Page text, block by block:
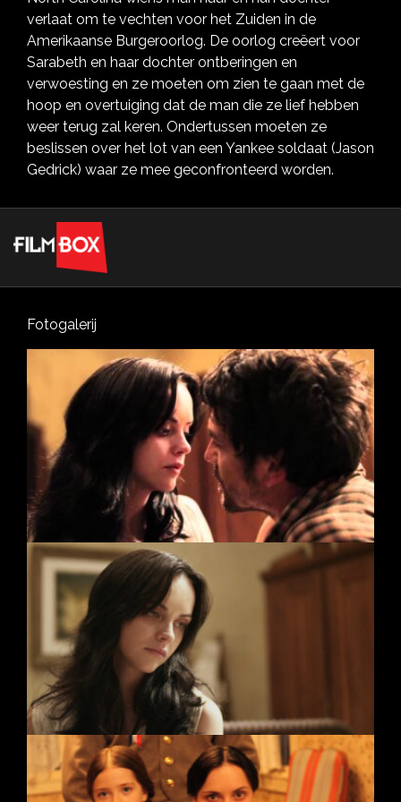
verlaat om te vechten voor het Zuiden in de
Amerikaanse Burgeroorlog. De oorlog creëert voor
Sarabeth en haar dochter ontberingen en
verwoesting en ze moeten om zien te gaan met de
hoop en overtuiging dat de man die ze lief hebben
weer terug zal keren. Ondertussen moeten ze
beslissen over het lot van een Yankee soldaat (Jason
Gedrick) waar ze mee geconfronteerd worden.
Fotogalerij